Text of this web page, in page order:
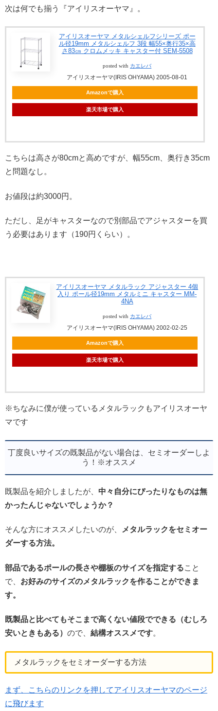
次は何でも揃う『アイリスオーヤマ』。
アイリスオーヤマ メタルシェルフシリーズ ポー
ル径19mm メタルシェルフ 3段 幅55×奥行35×高
さ83㎝ クロムメッキ キャスター付 SEM-5508
posted with カエレバ
アイリスオーヤマ(IRIS OHYAMA) 2005-08-01
Amazonで購入
楽天市場で購入
こちらは高さが80cmと高めですが、幅55cm、奥行き35cm
と問題なし。
お値段は約3000円。
ただし、足がキャスターなので別部品でアジャスターを買
う必要はあります（190円くらい）。
アイリスオーヤマ メタルラック アジャスター 4個
入り ポール径19mm メタルミニ キャスター MM-
4NA
posted with カエレバ
アイリスオーヤマ(IRIS OHYAMA) 2002-02-25
Amazonで購入
楽天市場で購入
※ちなみに僕が使っているメタルラックもアイリスオーヤ
マです
丁度良いサイズの既製品がない場合は、セミオーダーしよ
う！※オススメ
既製品を紹介しましたが、 中々自分にぴったりなものは無
かったんじゃないでしょうか？
そんな方にオススメしたいのが、
メタルラックをセミオー
ダーする方法。
部品であるポールの長さや棚板のサイズを指定すること
で、 お好みのサイズのメタルラックを作ることができま
す。
既製品と比べてもそこまで高くない値段でできる（むしろ
安いときもある） ので、 結構オススメです。
メタルラックをセミオーダーする方法
まず、こちらのリンクを押してアイリスオーヤマのページ
に飛びます